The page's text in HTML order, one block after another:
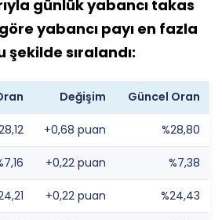
günlük yabancı takas
yabancı payı en fazla
sıralandı:
Değişim Güncel Oran
+0,68 puan %28,80
+0,22 puan %7,38
+0,22 puan %24,43